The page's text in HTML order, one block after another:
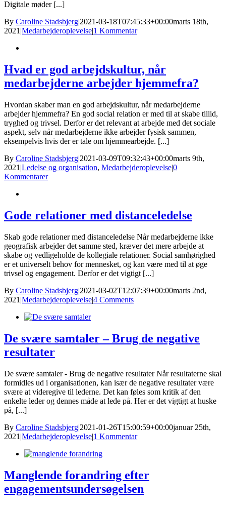
Digitale møder [...]
By Caroline Stadsbjerg|2021-03-18T07:45:33+00:00marts 18th,
2021|Medarbejderoplevelse|1 Kommentar
Hvad er god arbejdskultur, når
medarbejderne arbejder hjemmefra?
Hvordan skaber man en god arbejdskultur, når medarbejderne
arbejder hjemmefra? En god social relation er med til at skabe tillid,
tryghed og trivsel. Derfor er det relevant at arbejde med det sociale
aspekt, selv når medarbejderne ikke arbejder fysisk sammen,
eksempelvis hvis der er tale om hjemmearbejde. [...]
By Caroline Stadsbjerg|2021-03-09T09:32:43+00:00marts 9th,
2021 |Ledelse og organisation, Medarbejderoplevelse|0
Kommentarer
Gode relationer med distanceledelse
Skab gode relationer med distanceledelse Når medarbejderne ikke
geografisk arbejder det samme sted, kræver det mere arbejde at
skabe og vedligeholde de kollegiale relationer. Social samhørighed
er et universelt behov for mennesket, og kan være med til at øge
trivsel og engagement. Derfor er det vigtigt [...]
By Caroline Stadsbjerg|2021-03-02T12:07:39+00:00marts 2nd,
2021 |Medarbejderoplevelse|4 Comments
De svære samtaler – Brug de negative
resultater
De svære samtaler - Brug de negative resultater Når resultaterne skal
formidles ud i organisationen, kan især de negative resultater være
svære at videregive til lederne. Det kan føles som kritik af den
enkelte leder og dennes måde at lede på. Her er det vigtigt at huske
på, [...]
By Caroline Stadsbjerg|2021-01-26T15:00:59+00:00januar 25th,
2021 |Medarbejderoplevelse|1 Kommentar
Manglende forandring efter
engagementsundersøgelsen